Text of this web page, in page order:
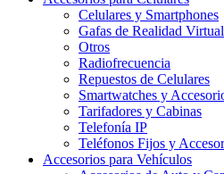
Celulares y Smartphones
Gafas de Realidad Virtual
Otros
Radiofrecuencia
Repuestos de Celulares
Smartwatches y
Tarifadores y Cabinas
Telefonía IP
Teléfonos Fijos y
Accesorios para Vehículos